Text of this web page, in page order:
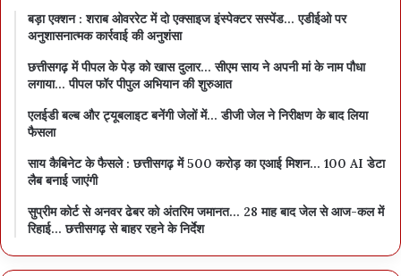
बड़ा एक्शन : शराब ओवररेट में दो एक्साइज इंस्पेक्टर सस्पेंड… एडीईओ पर
अनुशासनात्मक कार्रवाई की अनुशंसा
छत्तीसगढ़ में पीपल के पेड़ को खास दुलार… सीएम साय ने अपनी मां के नाम पौधा
लगाया… पीपल फॉर पीपुल अभियान की शुरुआत
एलईडी बल्ब और ट्यूबलाइट बनेंगी जेलों में… डीजी जेल ने निरीक्षण के बाद लिया
फैसला
साय कैबिनेट के फैसले : छत्तीसगढ़ में 500 करोड़ का एआई मिशन… 100 AI डेटा
लैब बनाई जाएंगी
सुप्रीम कोर्ट से अनवर ढेबर को अंतरिम जमानत… 28 माह बाद जेल से आज-कल में
रिहाई… छत्तीसगढ़ से बाहर रहने के निर्देश